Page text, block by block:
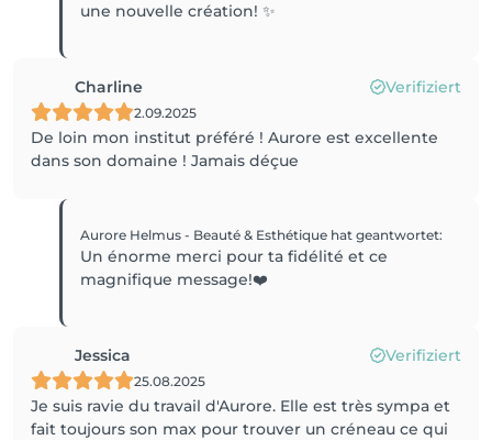
une nouvelle création! ✨
Charline Verifiziert
2.09.2025
De loin mon institut préféré ! Aurore est excellente
dans son domaine ! Jamais déçue
Aurore Helmus - Beauté & Esthétique hat geantwortet:
Un énorme merci pour ta fidélité et ce
magnifique message!❤️
Jessica Verifiziert
25.08.2025
Je suis ravie du travail d'Aurore. Elle est très sympa et
fait toujours son max pour trouver un créneau ce qui